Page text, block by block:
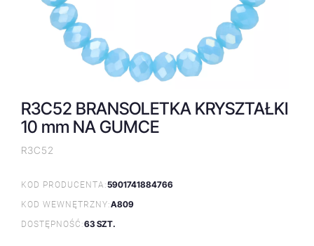
R3C52 BRANSOLETKA KRYSZTAŁKI
10 mm NA GUMCE
R3C52
KOD PRODUCENTA:5901741884766
KOD WEWNĘTRZNY:A809
DOSTĘPNOŚĆ:63 SZT.